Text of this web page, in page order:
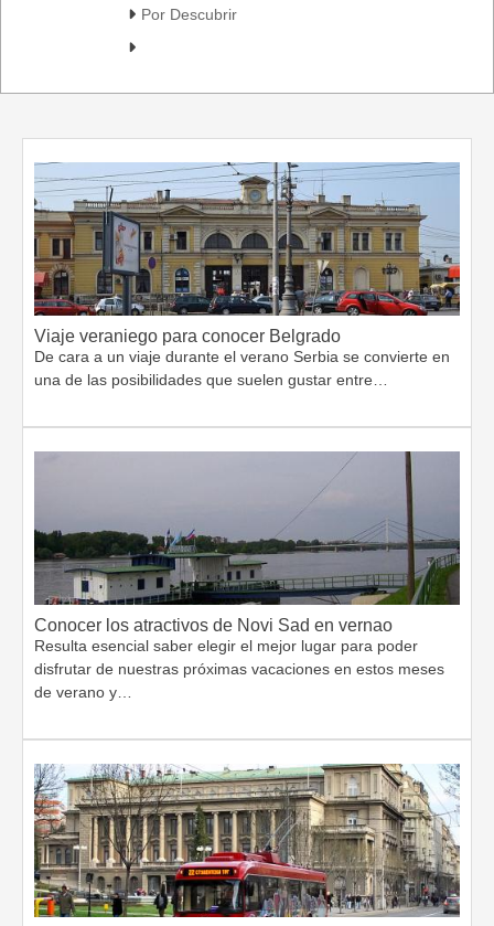
Por Descubrir
Viaje veraniego para conocer Belgrado
De cara a un viaje durante el verano Serbia se convierte en
una de las posibilidades que suelen gustar entre…
Conocer los atractivos de Novi Sad en vernao
Resulta esencial saber elegir el mejor lugar para poder
disfrutar de nuestras próximas vacaciones en estos meses
de verano y…